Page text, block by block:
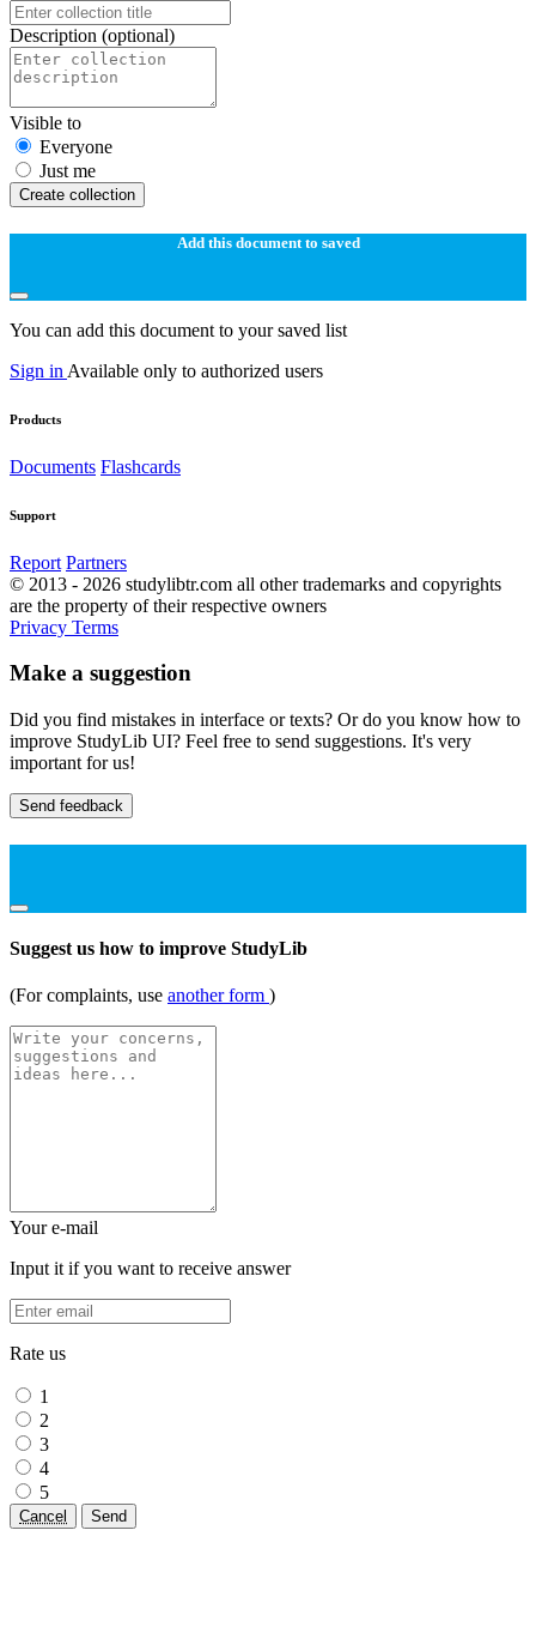
Description (optional)
Visible to
Everyone
Just me
Create collection
Add this document to saved
You can add this document to your saved list
Sign in Available only to authorized users
Products
Documents Flashcards
Support
Report Partners
© 2013 - 2026 studylibtr.com all other trademarks and copyrights
are the property of their respective owners
Privacy Terms
Make a suggestion
Did you find mistakes in interface or texts? Or do you know how to
improve StudyLib UI? Feel free to send suggestions. It's very
important for us!
Send feedback
Suggest us how to improve StudyLib
(For complaints, use another form )
Your e-mail
Input it if you want to receive answer
Rate us
1
2
3
4
5
Cancel Send